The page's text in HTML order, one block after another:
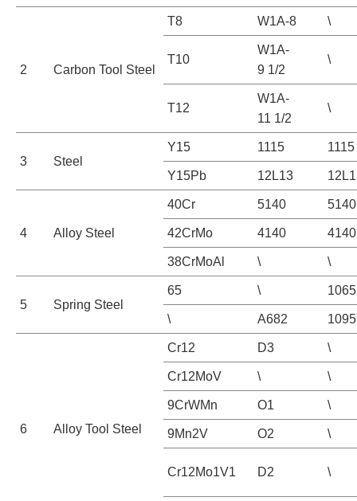
2 Carbon Tool Steel
T8 W1A-8 \
T10
W1A-
9 1/2
\
T12
W1A-
11 1/2
\
3 Steel
Y15 1115 1115
Y15Pb 12L13
4 Alloy Steel
40Cr 5140 5140
42CrMo 4140 4140
38CrMoAl \ \
5 Spring Steel
65 \ 1065
\ A682 1095
6 Alloy Tool Steel
Cr12 D3 \
Cr12MoV \ \
9CrWMn O1 \
9Mn2V O2 \
Cr12Mo1V1 D2 \